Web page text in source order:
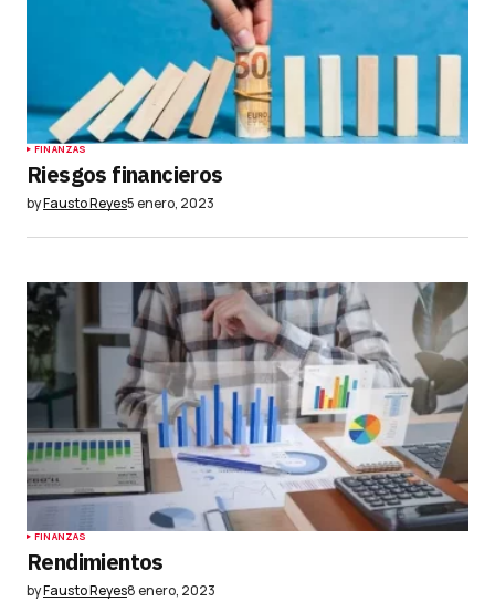
FINANZAS
Riesgos financieros
byFausto Reyes5 enero, 2023
FINANZAS
Rendimientos
byFausto Reyes8 enero, 2023